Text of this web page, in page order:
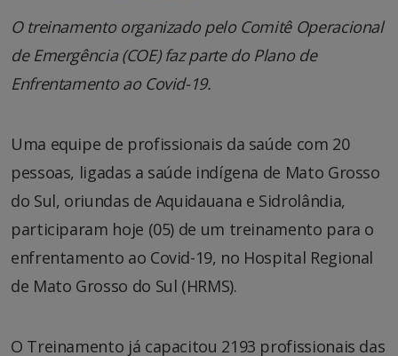
O treinamento organizado pelo Comitê Operacional
de Emergência (COE) faz parte do Plano de
Enfrentamento ao Covid-19.
Uma equipe de profissionais da saúde com 20
pessoas, ligadas a saúde indígena de Mato Grosso
do Sul, oriundas de Aquidauana e Sidrolândia,
participaram hoje (05) de um treinamento para o
enfrentamento ao Covid-19, no Hospital Regional
de Mato Grosso do Sul (HRMS).
O Treinamento já capacitou 2193 profissionais das